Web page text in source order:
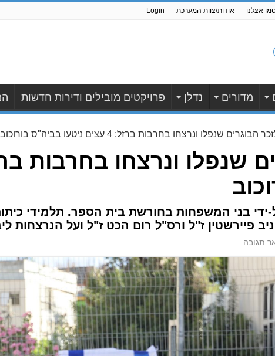
אצלנו אודות/צוות המערכת Login
מדורים נדלן פרויקטים מובילים ודירות חדשות
הבוגרים שנפלו ונרצחו בחרבות ברזל: 4 עצים ניטעו בביה"ס בורוכוב
ידי בני המשפחות בחורשת בית הספר. תלמידי
פיירשטין ז"ל ורס"ל רום הכט ז"ל ועל הנרצחות
תגובה